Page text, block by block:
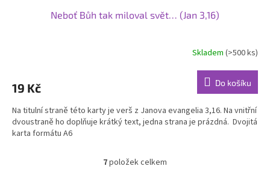
Neboť Bůh tak miloval svět… (Jan 3,16)
Skladem (>500 ks)
19 Kč Do košíku
Na titulní straně této karty je verš z Janova evangelia 3,16. Na vnitřní
dvoustraně ho doplňuje krátký text, jedna strana je prázdná. Dvojitá
karta formátu A6
O
7položek celkem